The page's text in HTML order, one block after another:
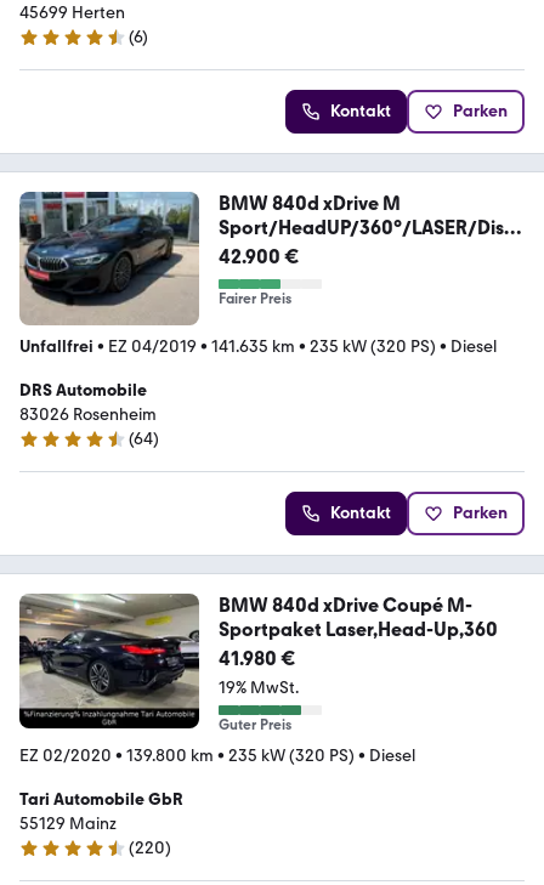
45699 Herten
4.6 Sterne
(6)
Kontakt Parken
BMW 840d xDrive M
Sport/HeadUP/360°/LASER/Displ
ayKEY
42.900 €
Fairer Preis
Unfallfrei • EZ 04/2019 • 141.635 km • 235 kW (320 PS) • Diesel
DRS Automobile
83026 Rosenheim
4.4 Sterne
(64)
Kontakt Parken
BMW 840d xDrive Coupé M-
Sportpaket Laser,Head-Up,360
41.980 €
19% MwSt.
Guter Preis
EZ 02/2020 • 139.800 km • 235 kW (320 PS) • Diesel
Tari Automobile GbR
55129 Mainz
4.7 Sterne
(220)